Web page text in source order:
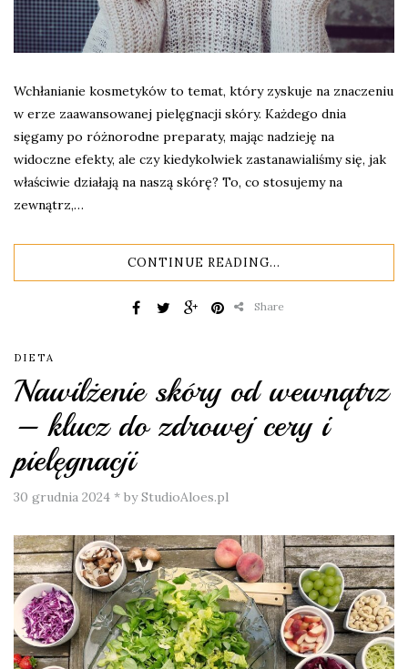
Wchłanianie kosmetyków to temat, który zyskuje na znaczeniu
w erze zaawansowanej pielęgnacji skóry. Każdego dnia
sięgamy po różnorodne preparaty, mając nadzieję na
widoczne efekty, ale czy kiedykolwiek zastanawialiśmy się, jak
właściwie działają na naszą skórę? To, co stosujemy na
zewnątrz,…
CONTINUE READING...
Share
DIETA
Nawilżenie skóry od wewnątrz
– klucz do zdrowej cery i
pielęgnacji
30 grudnia 2024 * by StudioAloes.pl